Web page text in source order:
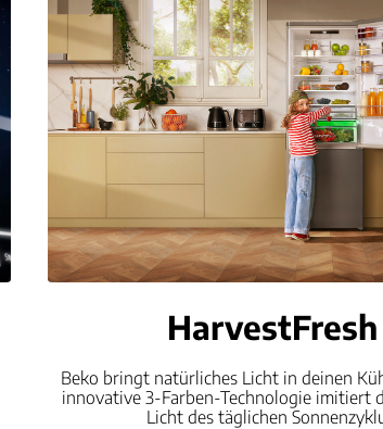
HarvestFresh
Beko bringt natürliches Licht in deinen
innovative 3-Farben-Technologie imitiert
Licht des täglichen